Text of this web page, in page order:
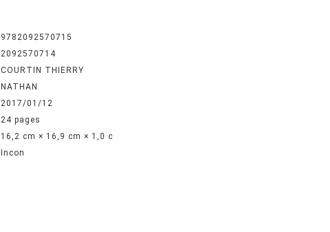
9782092570715
2092570714
COURTIN THIERRY
NATHAN
2017/01/12
24 pages
16,2 cm × 16,9 cm × 1,0 c
Incon